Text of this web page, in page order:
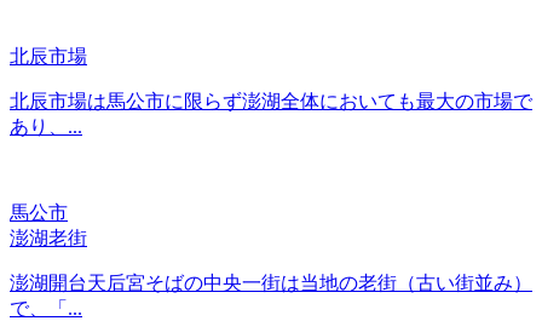
北辰市場
北辰市場は馬公市に限らず澎湖全体においても最大の市場で
あり、...
馬公市
澎湖老街
澎湖開台天后宮そばの中央一街は当地の老街（古い街並み）
で、「...